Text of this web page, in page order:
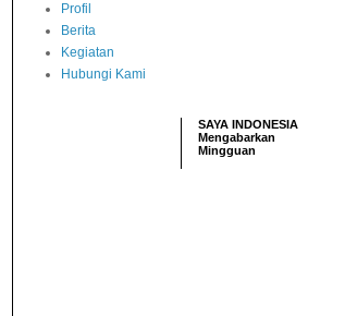
Profil
Berita
Kegiatan
Hubungi Kami
SAYA INDONESIA
Mengabarkan
Mingguan